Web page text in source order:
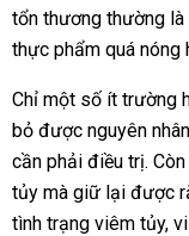
tổn thương thường
thực phẩm quá nóng
Chỉ một số ít trường
bỏ được nguyên
cần phải điều trị.
tủy mà giữ lại được
tình trạng viêm tủy,